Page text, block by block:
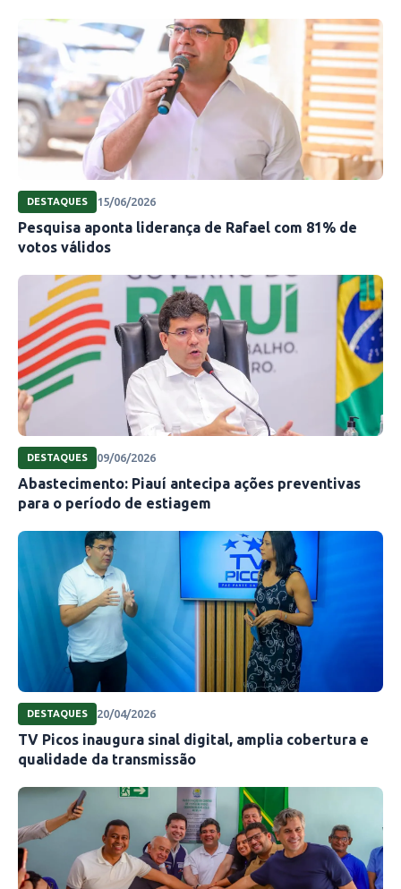
DESTAQUES 15/06/2026
Pesquisa aponta liderança de Rafael com 81% de
votos válidos
DESTAQUES 09/06/2026
Abastecimento: Piauí antecipa ações preventivas
para o período de estiagem
DESTAQUES 20/04/2026
TV Picos inaugura sinal digital, amplia cobertura e
qualidade da transmissão